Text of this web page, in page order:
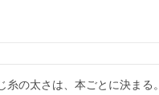
糸の太さは、本ごとに決まる。